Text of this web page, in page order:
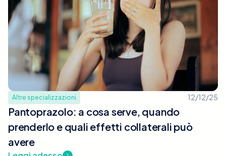
Altre specializzazioni 12/12/25
Pantoprazolo: a cosa serve, quando
prenderlo e quali effetti collaterali può
avere